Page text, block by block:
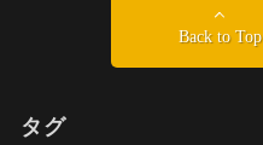
Back to Top
タグ